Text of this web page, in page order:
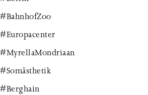
#BahnhofZoo
#Europacenter
#MyrellaMondriaan
#Somästhetik
#Berghain